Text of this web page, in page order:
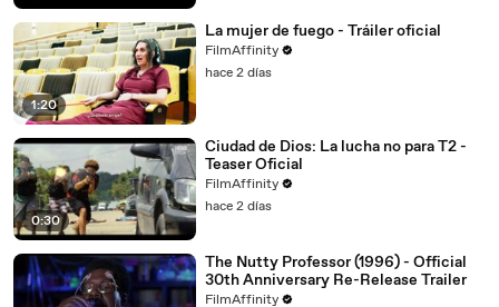
1:20
La mujer de fuego - Tráiler oficial
FilmAffinity
hace 2 días
0:30
Ciudad de Dios: La lucha no para T2 -
Teaser Oficial
FilmAffinity
hace 2 días
The Nutty Professor (1996) - Official
30th Anniversary Re-Release Trailer
FilmAffinity